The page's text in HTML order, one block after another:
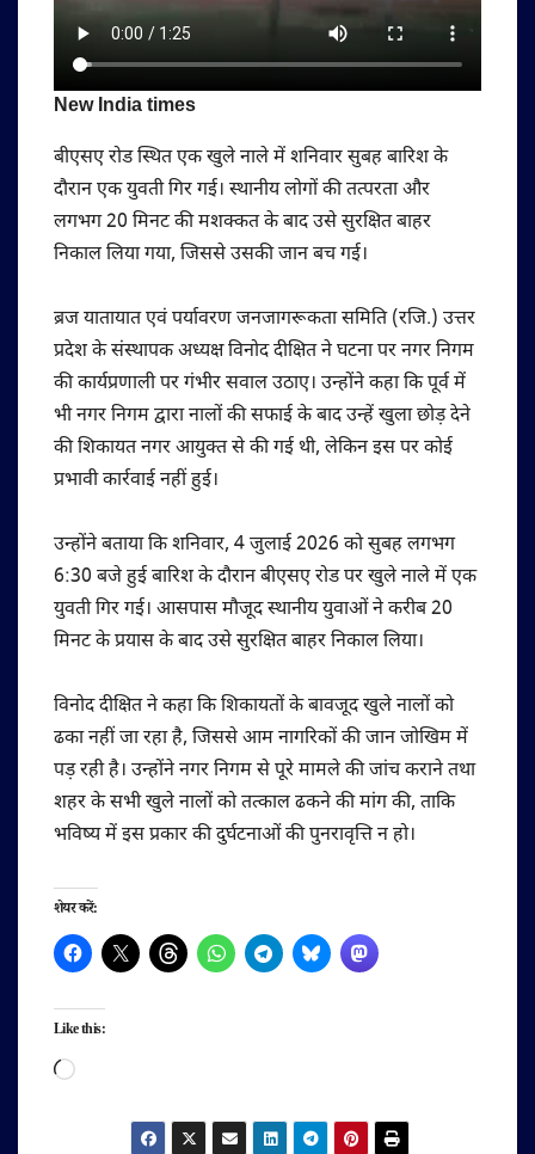
New India times
बीएसए रोड स्थित एक खुले नाले में शनिवार सुबह बारिश के
दौरान एक युवती गिर गई। स्थानीय लोगों की तत्परता और
लगभग 20 मिनट की मशक्कत के बाद उसे सुरक्षित बाहर
निकाल लिया गया, जिससे उसकी जान बच गई।
ब्रज यातायात एवं पर्यावरण जनजागरूकता समिति (रजि.) उत्तर
प्रदेश के संस्थापक अध्यक्ष विनोद दीक्षित ने घटना पर नगर निगम
की कार्यप्रणाली पर गंभीर सवाल उठाए। उन्होंने कहा कि पूर्व में
भी नगर निगम द्वारा नालों की सफाई के बाद उन्हें खुला छोड़ देने
की शिकायत नगर आयुक्त से की गई थी, लेकिन इस पर कोई
प्रभावी कार्रवाई नहीं हुई।
उन्होंने बताया कि शनिवार, 4 जुलाई 2026 को सुबह लगभग
6:30 बजे हुई बारिश के दौरान बीएसए रोड पर खुले नाले में एक
युवती गिर गई। आसपास मौजूद स्थानीय युवाओं ने करीब 20
मिनट के प्रयास के बाद उसे सुरक्षित बाहर निकाल लिया।
विनोद दीक्षित ने कहा कि शिकायतों के बावजूद खुले नालों को
ढका नहीं जा रहा है, जिससे आम नागरिकों की जान जोखिम में
पड़ रही है। उन्होंने नगर निगम से पूरे मामले की जांच कराने तथा
शहर के सभी खुले नालों को तत्काल ढकने की मांग की, ताकि
भविष्य में इस प्रकार की दुर्घटनाओं की पुनरावृत्ति न हो।
शेयर करें:
Like this:
Loading…